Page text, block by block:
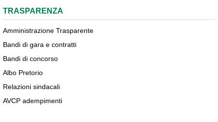
TRASPARENZA
Amministrazione Trasparente
Bandi di gara e contratti
Bandi di concorso
Albo Pretorio
Relazioni sindacali
AVCP adempimenti